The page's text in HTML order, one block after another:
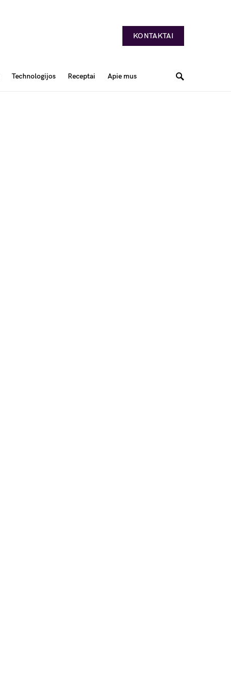
KONTAKTAI
Technologijos Receptai Apie mus